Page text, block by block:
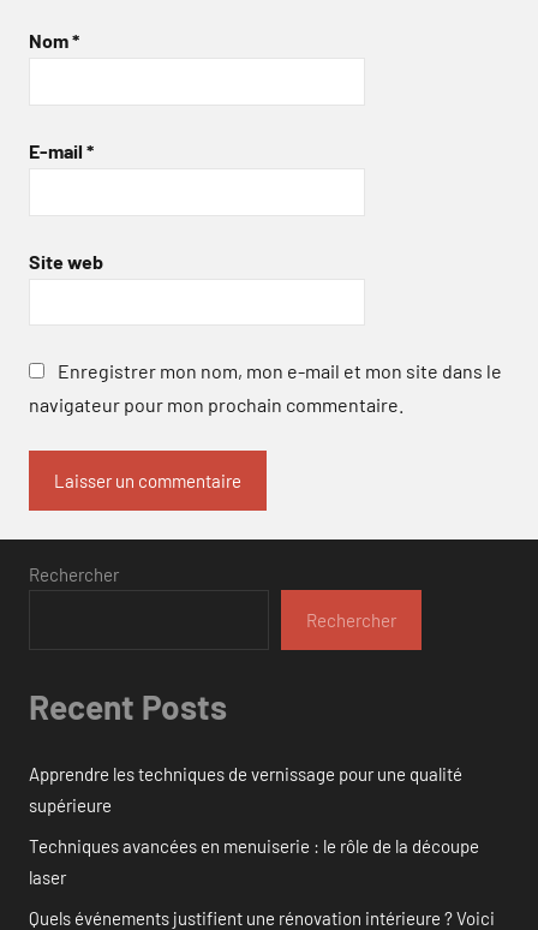
Nom*
E-mail *
Site web
Enregistrer mon nom, mon e-mail et mon site dans le
navigateur pour mon prochain commentaire.
Rechercher
Rechercher
Recent Posts
Apprendre les techniques de vernissage pour une qualité
supérieure
Techniques avancées en menuiserie : le rôle de la découpe
laser
Quels événements justifient une rénovation intérieure ? Voici